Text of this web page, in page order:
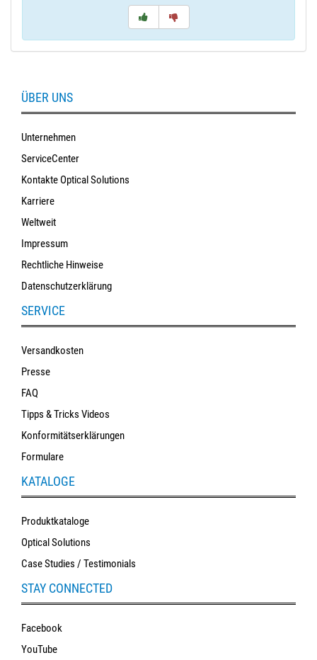
ÜBER UNS
Unternehmen
ServiceCenter
Kontakte Optical Solutions
Karriere
Weltweit
Impressum
Rechtliche Hinweise
Datenschutzerklärung
SERVICE
Versandkosten
Presse
FAQ
Tipps & Tricks Videos
Konformitätserklärungen
Formulare
KATALOGE
Produktkataloge
Optical Solutions
Case Studies / Testimonials
STAY CONNECTED
Facebook
YouTube